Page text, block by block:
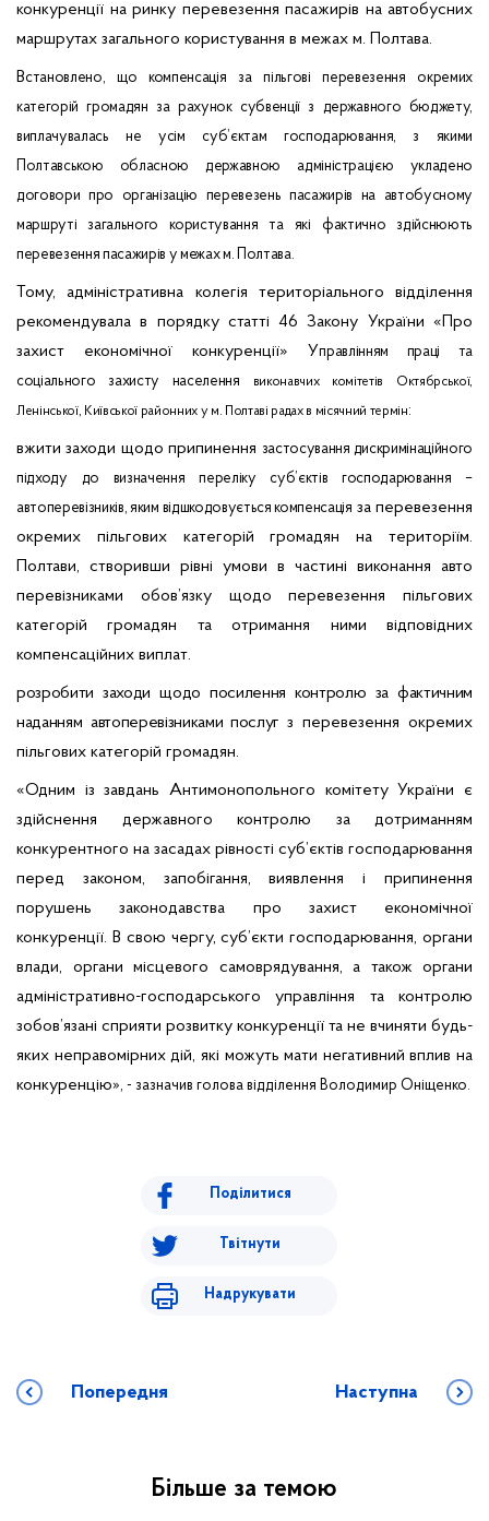
конкуренції на ринку перевезення пасажирів на автобусних
маршрутах загального користування в межах м. Полтава.
Встановлено, що компенсація за пільгові перевезення окремих
категорій громадян за рахунок субвенції з державного бюджету,
виплачувалась не усім суб’єктам господарювання, з якими
Полтавською обласною державною адміністрацією укладено
договори про організацію перевезень пасажирів на автобусному
маршруті загального користування та які фактично здійснюють
перевезення пасажирів у межах м. Полтава.
Тому, адміністративна колегія територіального відділення
рекомендувала в порядку статті 46 Закону України «Про
захист економічної конкуренції» Управлінням праці та
соціального захисту населення
виконавчих комітетів Октябрської,
Ленінської, Київської районних у м. Полтаві радах в місячний термін:
вжити заходи щодо припинення застосування дискримінаційного
підходу до визначення переліку суб’єктів господарювання –
автоперевізників, яким відшкодовується компенсація за перевезення
окремих пільгових категорій громадян на територіїм.
Полтави, створивши рівні умови в частині виконання авто
перевізниками обов’язку щодо перевезення пільгових
категорій громадян та отримання ними відповідних
компенсаційних виплат.
розробити заходи щодо посилення контролю за фактичним
наданням автоперевізниками послуг з перевезення окремих
пільгових категорій громадян.
«Одним із завдань Антимонопольного комітету України є
здійснення державного контролю за дотриманням
конкурентного на засадах рівності суб’єктів господарювання
перед законом, запобігання, виявлення і припинення
порушень законодавства про захист економічної
конкуренції. В свою чергу, суб’єкти господарювання, органи
влади, органи місцевого самоврядування, а також органи
адміністративно-господарського управління та контролю
зобов’язані сприяти розвитку конкуренції та не вчиняти будь-
яких неправомірних дій, які можуть мати негативний вплив на
конкуренцію», - зазначив голова відділення Володимир Оніщенко.
Поділитися
Твітнути
Надрукувати
Попередня Наступна
Більше за темою